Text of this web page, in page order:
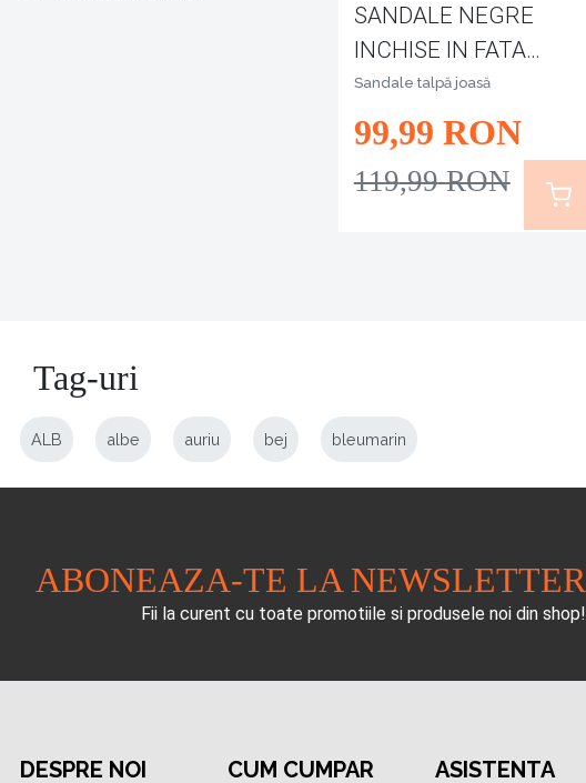
SANDALE NEGRE
INCHISE IN FATA
GAYA
Sandale talpă joasă
99,99 RON
119,99 RON
Tag-uri
ALB albe auriu bej bleumarin
ABONEAZA-TE LA NEWSLETTER
Fii la curent cu toate promotiile si produsele noi din shop!
DESPRE NOI CUM CUMPAR ASISTENTA